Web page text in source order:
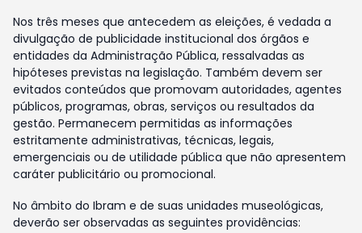
Nos três meses que antecedem as eleições, é vedada a
divulgação de publicidade institucional dos órgãos e
entidades da Administração Pública, ressalvadas as
hipóteses previstas na legislação. Também devem ser
evitados conteúdos que promovam autoridades, agentes
públicos, programas, obras, serviços ou resultados da
gestão. Permanecem permitidas as informações
estritamente administrativas, técnicas, legais,
emergenciais ou de utilidade pública que não apresentem
caráter publicitário ou promocional.
No âmbito do Ibram e de suas unidades museológicas,
deverão ser observadas as seguintes providências: